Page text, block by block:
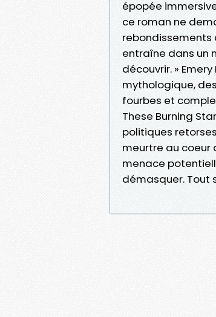
épopée
ce roman ne
rebondissements
entraîne dans un
découvrir. »
mythologique,
fourbes et
These Burning
politiques
meurtre au coeur
menace
démasquer. Tout